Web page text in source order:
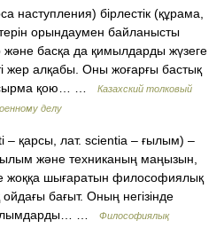
наступления) бірлестік (құрама,
орындаумен байланысты
және басқа да қимылдарды жүзеге
жер алқабы. Оны жоғарғы бастық
қою… …
Казахский толковый
делу
– қарсы, лат. scientia – ғылым) –
және техниканың маңызын,
жоққа шығаратын философиялық
бағыт. Оның негізінде
…
Философиялық